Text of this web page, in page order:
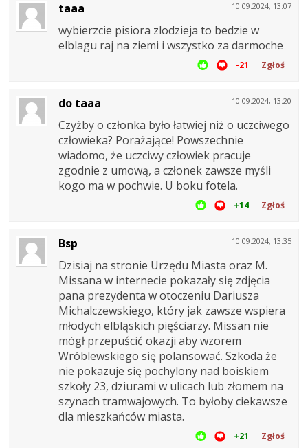
10.09.2024, 13:07
taaa
wybierzcie pisiora zlodzieja to bedzie w
elblagu raj na ziemi i wszystko za darmoche
-21 Zgłoś
10.09.2024, 13:20
do taaa
Czyżby o członka było łatwiej niż o uczciwego
człowieka? Porażające! Powszechnie
wiadomo, że uczciwy człowiek pracuje
zgodnie z umową, a członek zawsze myśli
kogo ma w pochwie. U boku fotela.
+14 Zgłoś
10.09.2024, 13:35
Bsp
Dzisiaj na stronie Urzędu Miasta oraz M.
Missana w internecie pokazały się zdjęcia
pana prezydenta w otoczeniu Dariusza
Michalczewskiego, który jak zawsze wspiera
młodych elbląskich pięściarzy. Missan nie
mógł przepuścić okazji aby wzorem
Wróblewskiego się polansować. Szkoda że
nie pokazuje się pochylony nad boiskiem
szkoły 23, dziurami w ulicach lub złomem na
szynach tramwajowych. To byłoby ciekawsze
dla mieszkańców miasta.
+21 Zgłoś